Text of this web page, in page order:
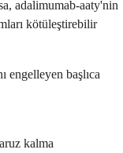
adalimumab-aaty'nin
kötüleştirebilir
engelleyen başlıca
kalma